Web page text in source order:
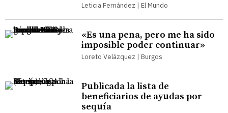
Leticia Fernández | El Mundo
«Es una pena, pero me ha sido
imposible poder continuar»
Loreto Velázquez | Burgos
Publicada la lista de
beneficiarios de ayudas por
sequía